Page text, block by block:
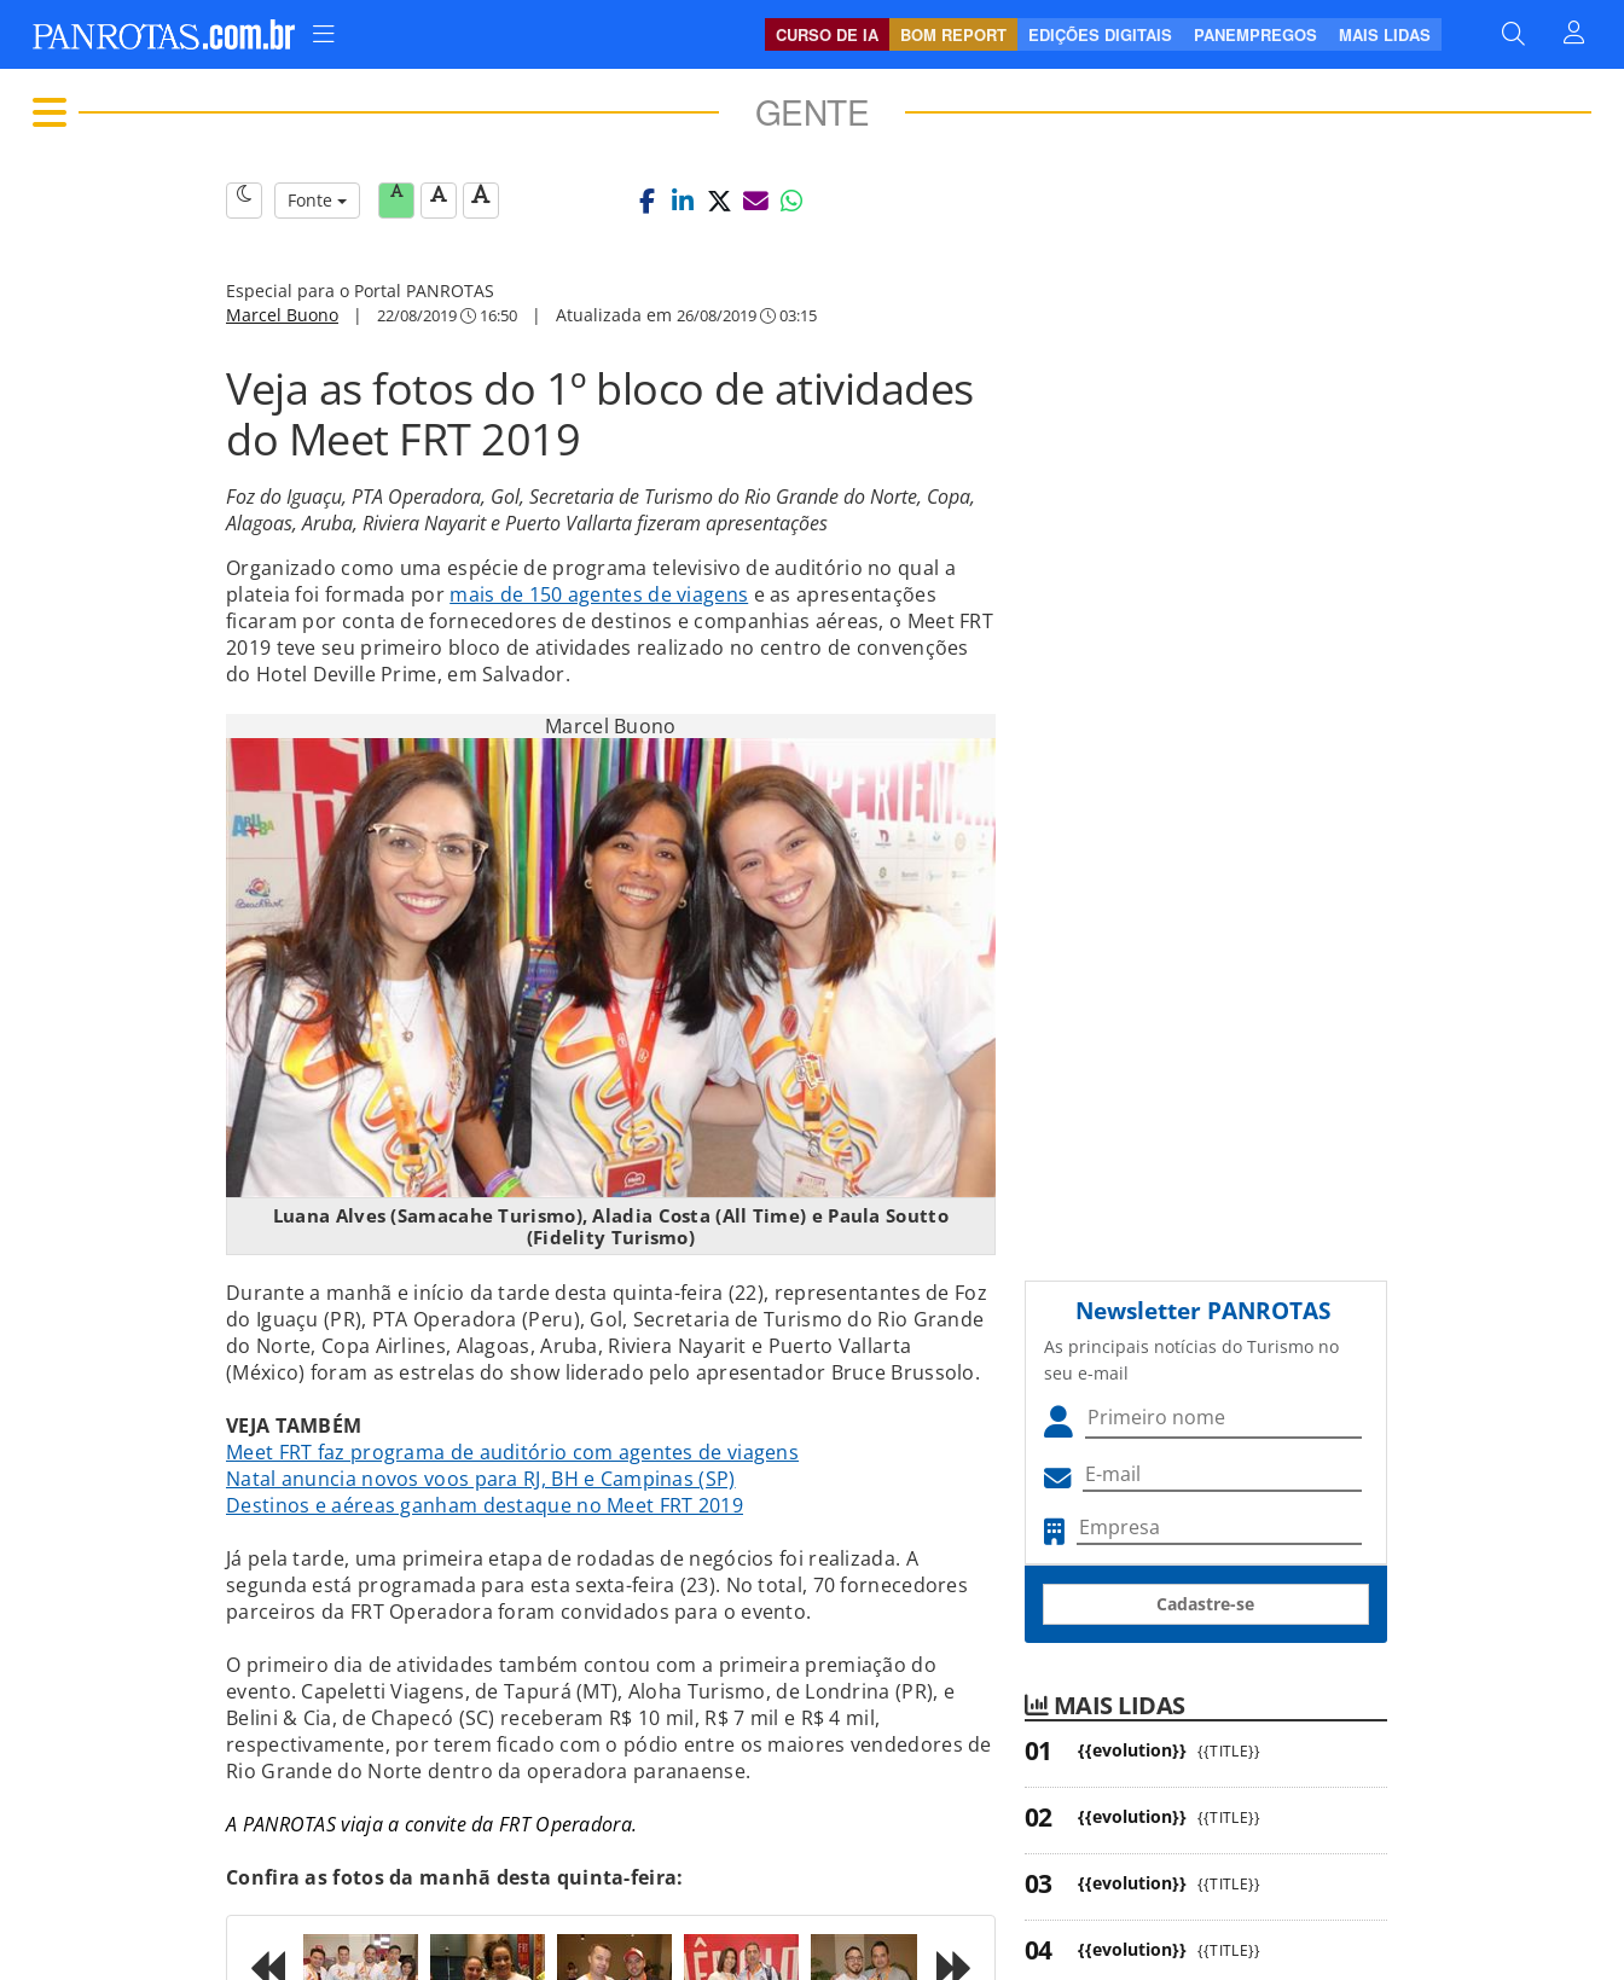
CURSO DE IA BOM REPORT EDIÇÕES DIGITAIS PANEMPREGOS MAIS LIDAS
GENTE
Fonte
Especial para o Portal PANROTAS
Marcel Buono | 22/08/2019 16:50 | Atualizada em 26/08/2019 03:15
Veja as fotos do 1º bloco de atividades
do Meet FRT 2019
Foz do Iguaçu, PTA Operadora, Gol, Secretaria de Turismo do Rio Grande do Norte, Copa,
Alagoas, Aruba, Riviera Nayarit e Puerto Vallarta fizeram apresentações
Organizado como uma espécie de programa televisivo de auditório no qual a
plateia foi formada por mais de 150 agentes de viagens e as apresentações
ficaram por conta de fornecedores de destinos e companhias aéreas, o Meet FRT
2019 teve seu primeiro bloco de atividades realizado no centro de convenções
do Hotel Deville Prime, em Salvador.
Marcel Buono
Luana Alves (Samacahe Turismo), Aladia Costa (All Time) e Paula Soutto
(Fidelity Turismo)
Durante a manhã e início da tarde desta quinta-feira (22), representantes de Foz
do Iguaçu (PR), PTA Operadora (Peru), Gol, Secretaria de Turismo do Rio Grande
do Norte, Copa Airlines, Alagoas, Aruba, Riviera Nayarit e Puerto Vallarta
(México) foram as estrelas do show liderado pelo apresentador Bruce Brussolo.
VEJA TAMBÉM
Meet FRT faz programa de auditório com agentes de viagens
Natal anuncia novos voos para RJ, BH e Campinas (SP)
Destinos e aéreas ganham destaque no Meet FRT 2019
Já pela tarde, uma primeira etapa de rodadas de negócios foi realizada. A
segunda está programada para esta sexta-feira (23). No total, 70 fornecedores
parceiros da FRT Operadora foram convidados para o evento.
O primeiro dia de atividades também contou com a primeira premiação do
evento. Capeletti Viagens, de Tapurá (MT), Aloha Turismo, de Londrina (PR), e
Belini & Cia, de Chapecó (SC) receberam R$ 10 mil, R$ 7 mil e R$ 4 mil,
respectivamente, por terem ficado com o pódio entre os maiores vendedores de
Rio Grande do Norte dentro da operadora paranaense.
A PANROTAS viaja a convite da FRT Operadora.
Confira as fotos da manhã desta quinta-feira:
Newsletter PANROTAS
As principais notícias do Turismo no
seu e-mail
Cadastre-se
MAIS LIDAS
{{evolution}} {{TITLE}}
{{evolution}} {{TITLE}}
{{evolution}} {{TITLE}}
{{evolution}} {{TITLE}}